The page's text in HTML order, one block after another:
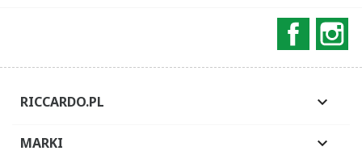
RICCARDO.PL 
MARKI 